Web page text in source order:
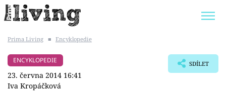
BYDLENÍ SLAVNÝCH
Prima Living ■ Encyklopedie
ENCYKLOPEDIE
23. června 2014 16:41
Iva Kropáčková
SDÍLET